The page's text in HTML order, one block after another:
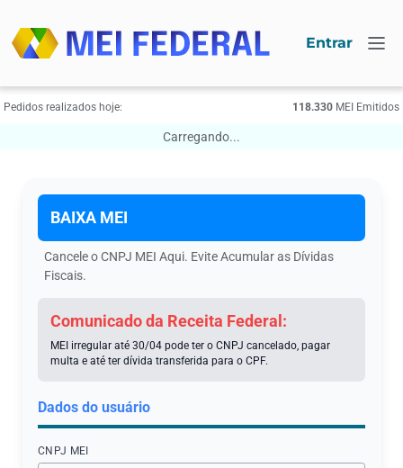
Entrar
Pedidos realizados hoje: 118.330МЕI Emitidos
Carregando...
BAIXA МЕI
Cancele o CNPJ МЕI Aqui. Evite Acumular as Dívidas
Fiscais.
Comunicado da Receita Federal:
MEI irregular até 30/04 pode ter o CNPJ cancelado, pagar
multa e até ter dívida transferida para o CPF.
Dados do usuário
CNPJ МЕI